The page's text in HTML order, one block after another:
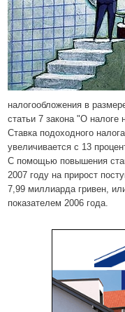
налогообложения в
статьи 7 закона "О
Ставка подоходного
увеличивается с 13
С помощью повышения
2007 году на прирост
7,99 миллиарда гривен,
показателем 2006 года.